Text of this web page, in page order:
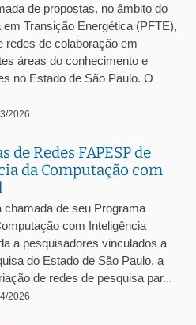
de propostas, no âmbito do
Transição Energética (PFTE),
redes de colaboração em
áreas do conhecimento e
no Estado de São Paulo. O
2026
de Redes FAPESP de
da Computação com
chamada de seu Programa
com Inteligência
a pesquisadores vinculados a
do Estado de São Paulo, a
de redes de pesquisa par...
2026